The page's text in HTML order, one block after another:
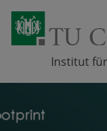
Institut